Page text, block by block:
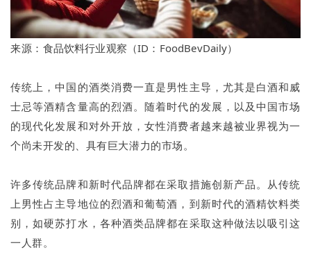
来源： 食品饮料行业观察（ID： FoodBevDaily）
传统上，中国的酒类消费一直是男性主导，尤其是白酒和威
士忌等酒精含量高的烈酒。随着时代的发展，以及中国市场
的现代化发展和对外开放，女性消费者越来越被业界视为一
个尚未开发的、具有巨大潜力的市场。
许多传统品牌和新时代品牌都在采取措施创新产品。从传统
上男性占主导地位的烈酒和葡萄酒，到新时代的酒精饮料类
别，如硬苏打水，各种酒类品牌都在采取这种做法以吸引这
一人群。